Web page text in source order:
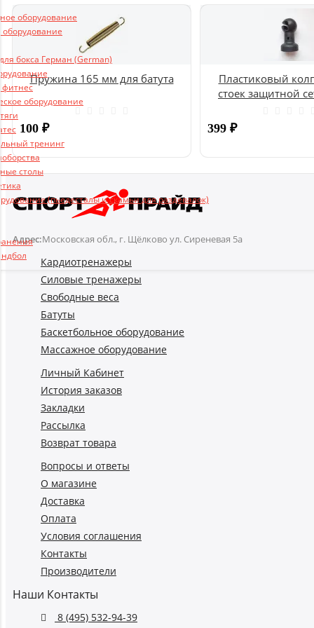
оборудование
бокса Герман (German)
фитнес
оборудование
тренинг
столы
(пьедесталы и скамьи для раздевалок)
Пружина 165 мм для батута
100 ₽
Пластиковый
стоек защитной
399 ₽
Адрес:Московская обл., г. Щёлково ул. Сиреневая 5а
Кардиотренажеры
Силовые тренажеры
Свободные веса
Батуты
Баскетбольное оборудование
Массажное оборудование
Личный Кабинет
История заказов
Закладки
Рассылка
Возврат товара
Вопросы и ответы
О магазине
Доставка
Оплата
Условия соглашения
Контакты
Производители
Наши Контакты
8 (495) 532-94-39